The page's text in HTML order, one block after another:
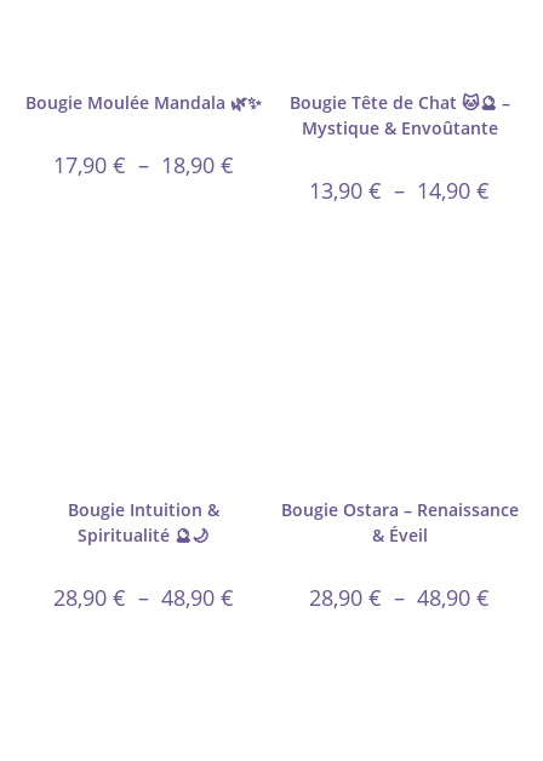
Bougie Moulée Mandala 🌿✨
17,90 € – 18,90 €
Bougie Tête de Chat 🐱🔮 –
Mystique & Envoûtante
13,90€ – 14,90€
Bougie Intuition &
Spiritualité 🔮🌙
28,90 € – 48,90 €
Bougie Ostara – Renaissance
& Éveil
28,90€ – 48,90€